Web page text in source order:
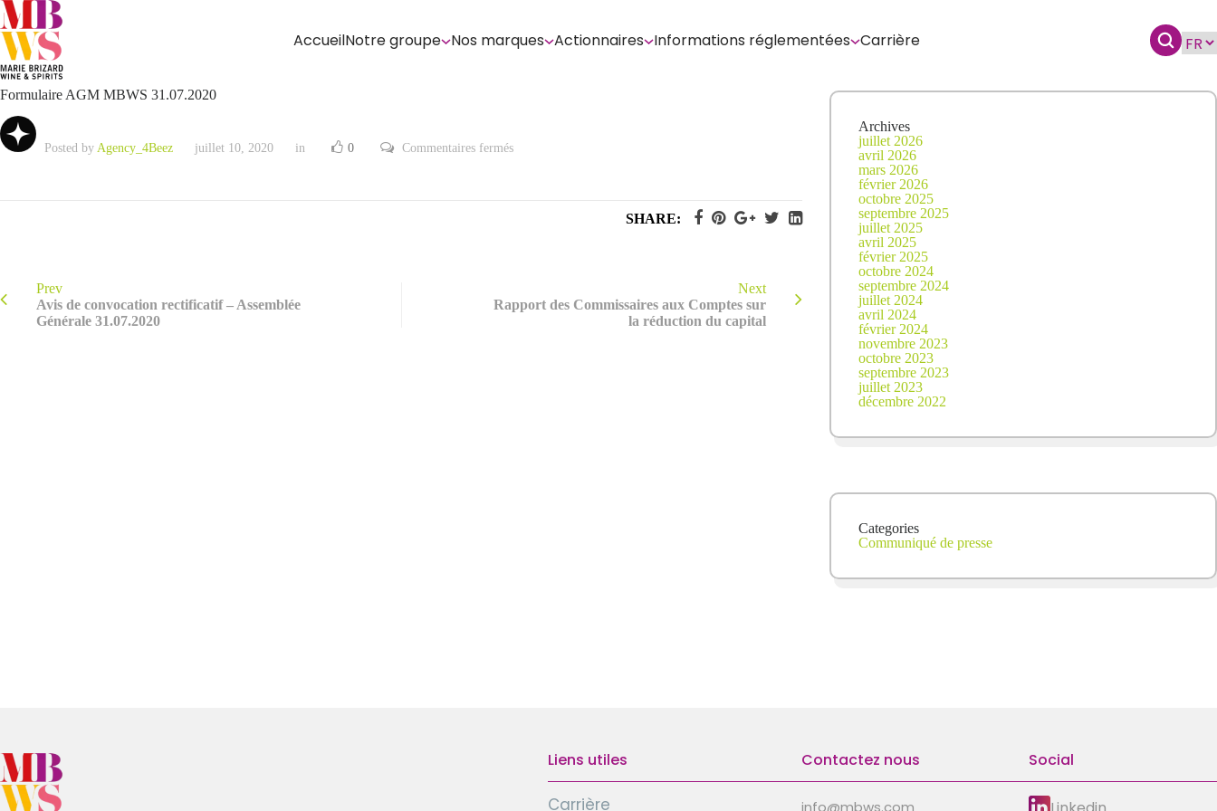
AccueilNotre groupe Nos marques Actionnaires Informations réglementées Carrière
Formulaire AGM MBWS 31.07.2020
Posted by Agency_4Beez juillet 10, 2020 in 0 Commentaires ferméssur
SHARE:
Prev
Avis de convocation rectificatif – Assemblée
Générale 31.07.2020
Next
Rapport des Commissaires aux Comptes sur
la réduction du capital
Archives
juillet 2026
avril 2026
mars 2026
février 2026
octobre 2025
septembre 2025
juillet 2025
avril 2025
février 2025
octobre 2024
septembre 2024
juillet 2024
avril 2024
février 2024
novembre 2023
octobre 2023
septembre 2023
juillet 2023
décembre 2022
Categories
Communiqué de presse
Liens utiles
Carrière
Contactez nous
info@mbws.com
Social